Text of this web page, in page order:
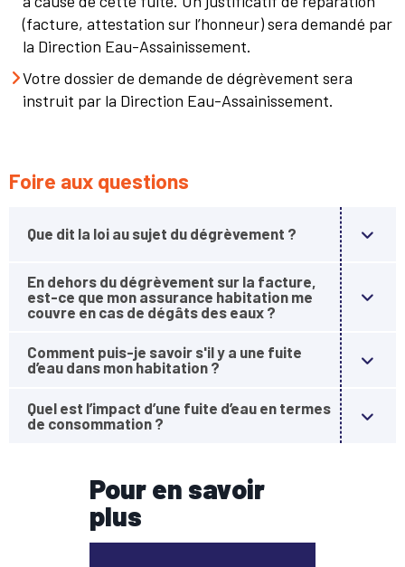
(facture, attestation sur l’honneur) sera demandé par
la Direction Eau-Assainissement.
Votre dossier de demande de dégrèvement sera
instruit par la Direction Eau-Assainissement.
Foire aux questions
Que dit la loi au sujet du dégrèvement ?
En dehors du dégrèvement sur la facture,
est-ce que mon assurance habitation me
couvre en cas de dégâts des eaux ?
Comment puis-je savoir s'il y a une fuite
d’eau dans mon habitation ?
Quel est l’impact d’une fuite d’eau en termes
de consommation ?
Pour en savoir
plus